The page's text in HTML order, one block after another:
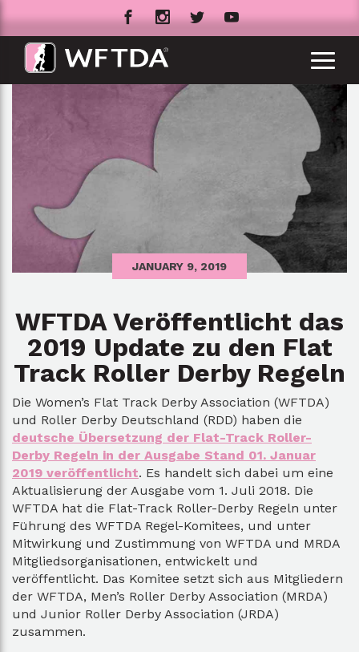
JANUARY 9, 2019
WFTDA Veröffentlicht das
2019 Update zu den Flat
Track Roller Derby Regeln
Die Women’s Flat Track Derby Association (WFTDA)
und Roller Derby Deutschland (RDD) haben die
deutsche Übersetzung der Flat-Track Roller-
Derby Regeln in der Ausgabe Stand 01. Januar
2019 veröffentlicht. Es handelt sich dabei um eine
Aktualisierung der Ausgabe vom 1. Juli 2018. Die
WFTDA hat die Flat-Track Roller-Derby Regeln unter
Führung des WFTDA Regel-Komitees, und unter
Mitwirkung und Zustimmung von WFTDA und MRDA
Mitgliedsorganisationen, entwickelt und
veröffentlicht. Das Komitee setzt sich aus Mitgliedern
der WFTDA, Men’s Roller Derby Association (MRDA)
und Junior Roller Derby Association (JRDA)
zusammen.